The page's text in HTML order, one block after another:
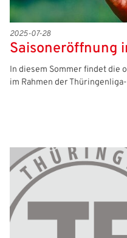
2025-07-28
Saisoneröffnung
In diesem Sommer findet die
im Rahmen der